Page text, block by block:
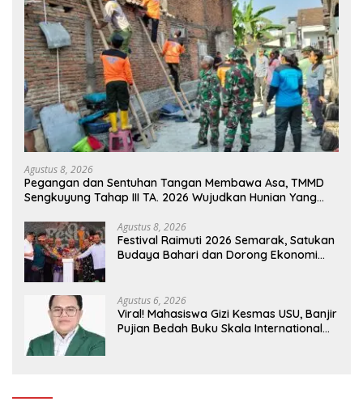
Agustus 8, 2026
Pegangan dan Sentuhan Tangan Membawa Asa, TMMD
Sengkuyung Tahap III TA. 2026 Wujudkan Hunian Yang
Agustus 8, 2026
Festival Raimuti 2026 Semarak, Satukan
Budaya Bahari dan Dorong Ekonomi
Agustus 6, 2026
Viral! Mahasiswa Gizi Kesmas USU, Banjir
Pujian Bedah Buku Skala International